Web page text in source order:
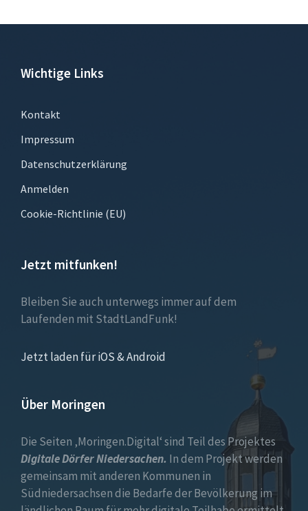
Wichtige Links
Kontakt
Impressum
Datenschutzerklärung
Anmelden
Cookie-Richtlinie (EU)
Jetzt mitfunken!
Bleiben Sie auch unterwegs immer auf dem
Laufenden mit StadtLandFunk!
Jetzt laden für iOS & Android
Über Moringen
Die Seiten ‚Moringen.Digital‘ sind Teil des Projektes
Digitale Dörfer Niedersachen. In dem Projekt werden
gemeinsam mit anderen Kommunen in
Südniedersachsen die Bedarfe der Bevölkerung im